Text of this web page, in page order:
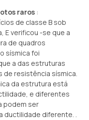
raros :
de classe B sob
verificou -se que a
de quadros
sísmica foi
a das estruturas
de resistência sísmica.
da estrutura está
e diferentes
podem ser
ductilidade diferente. .